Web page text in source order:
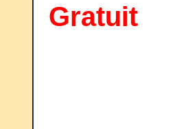
Gratuit